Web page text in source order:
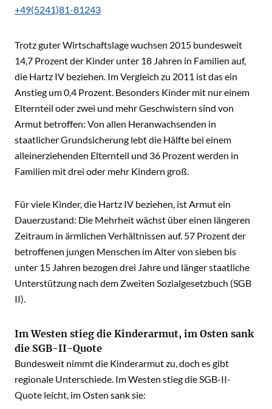
+49(5241)81-81243
Trotz guter Wirtschaftslage wuchsen 2015 bundesweit
14,7 Prozent der Kinder unter 18 Jahren in Familien auf,
die Hartz IV beziehen. Im Vergleich zu 2011 ist das ein
Anstieg um 0,4 Prozent. Besonders Kinder mit nur einem
Elternteil oder zwei und mehr Geschwistern sind von
Armut betroffen: Von allen Heranwachsenden in
staatlicher Grundsicherung lebt die Hälfte bei einem
alleinerziehenden Elternteil und 36 Prozent werden in
Familien mit drei oder mehr Kindern groß.
Für viele Kinder, die Hartz IV beziehen, ist Armut ein
Dauerzustand: Die Mehrheit wächst über einen längeren
Zeitraum in ärmlichen Verhältnissen auf. 57 Prozent der
betroffenen jungen Menschen im Alter von sieben bis
unter 15 Jahren bezogen drei Jahre und länger staatliche
Unterstützung nach dem Zweiten Sozialgesetzbuch (SGB
II).
Im Westen stieg die Kinderarmut, im Osten sank
die SGB-II-Quote
Bundesweit nimmt die Kinderarmut zu, doch es gibt
regionale Unterschiede. Im Westen stieg die SGB-II-
Quote leicht, im Osten sank sie: